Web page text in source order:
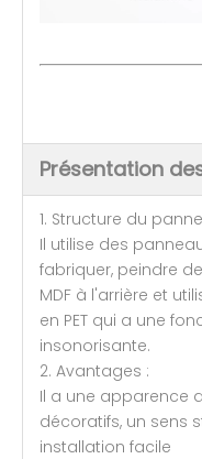
Présentation
1. Structure du
Il utilise des
fabriquer, peindre
MDF à l'arrière et
en PET qui a une
insonorisante.
2. Avantages :
Il a une apparence
décoratifs, un sens
installation facile